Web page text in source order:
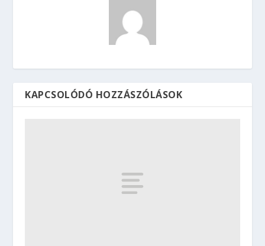
KAPCSOLÓDÓ HOZZÁSZÓLÁSOK